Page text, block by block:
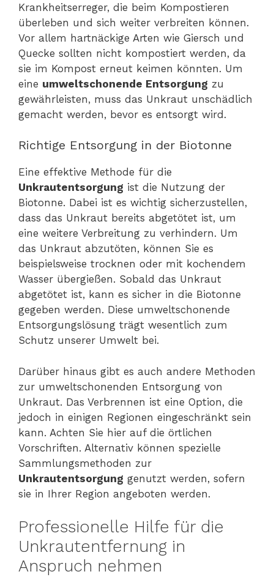
Krankheitserreger, die beim Kompostieren
überleben und sich weiter verbreiten können.
Vor allem hartnäckige Arten wie Giersch und
Quecke sollten nicht kompostiert werden, da
sie im Kompost erneut keimen könnten. Um
eine umweltschonende Entsorgung zu
gewährleisten, muss das Unkraut unschädlich
gemacht werden, bevor es entsorgt wird.
Richtige Entsorgung in der Biotonne
Eine effektive Methode für die
Unkrautentsorgung ist die Nutzung der
Biotonne. Dabei ist es wichtig sicherzustellen,
dass das Unkraut bereits abgetötet ist, um
eine weitere Verbreitung zu verhindern. Um
das Unkraut abzutöten, können Sie es
beispielsweise trocknen oder mit kochendem
Wasser übergießen. Sobald das Unkraut
abgetötet ist, kann es sicher in die Biotonne
gegeben werden. Diese umweltschonende
Entsorgungslösung trägt wesentlich zum
Schutz unserer Umwelt bei.
Darüber hinaus gibt es auch andere Methoden
zur umweltschonenden Entsorgung von
Unkraut. Das Verbrennen ist eine Option, die
jedoch in einigen Regionen eingeschränkt sein
kann. Achten Sie hier auf die örtlichen
Vorschriften. Alternativ können spezielle
Sammlungsmethoden zur
Unkrautentsorgung genutzt werden, sofern
sie in Ihrer Region angeboten werden.
Professionelle Hilfe für die
Unkrautentfernung in
Anspruch nehmen